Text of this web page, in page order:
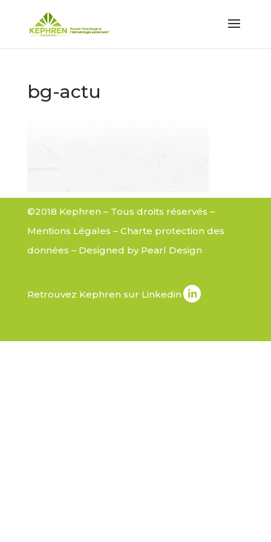
bg-actu
©2018 Kephren – Tous droits réservés –
Mentions Légales – Charte protection des
données – Designed by Pearl Design
Retrouvez Kephren sur Linkedin